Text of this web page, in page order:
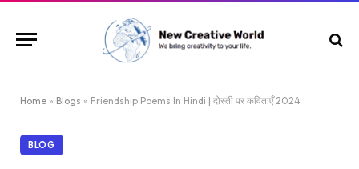
Home » Blogs » Friendship Poems In Hindi | दोस्ती पर कविताएँ 2024
BLOG